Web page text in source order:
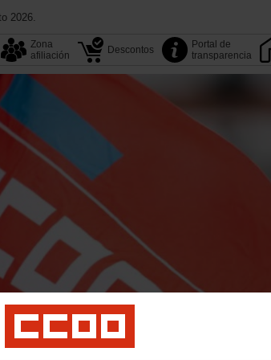
2026.
Zona
afiliación
Descontos
Portal de
transparencia